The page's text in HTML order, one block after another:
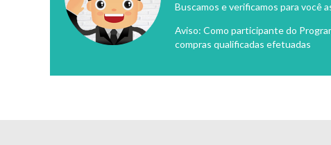
Buscamos e verificamos para você
Aviso: Como participante do
compras qualificadas efetuadas